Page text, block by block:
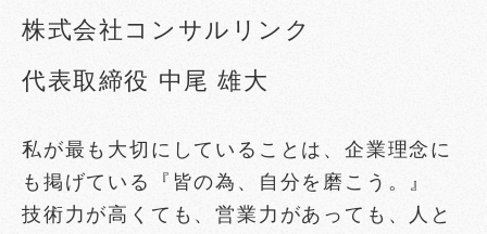
株式会社コンサルリンク
代表取締役 中尾 雄大
私が最も大切にしていることは、企業理念に
も掲げている『皆の為、自分を磨こう。』
技術力が高くても、営業力があっても、人と